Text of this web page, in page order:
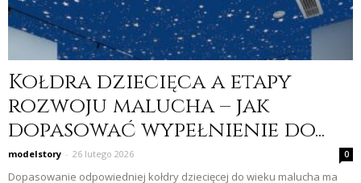
Kołdra dziecięca a etapy
rozwoju malucha – jak
dopasować wypełnienie do...
modelstory - 26 lutego 2026 0
Dopasowanie odpowiedniej kołdry dziecięcej do wieku malucha ma